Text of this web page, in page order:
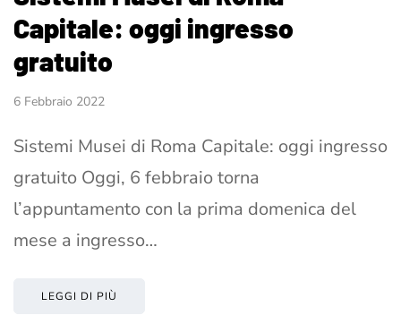
Capitale: oggi ingresso
gratuito
6 Febbraio 2022
Sistemi Musei di Roma Capitale: oggi ingresso
gratuito Oggi, 6 febbraio torna
l’appuntamento con la prima domenica del
mese a ingresso…
LEGGI DI PIÙ